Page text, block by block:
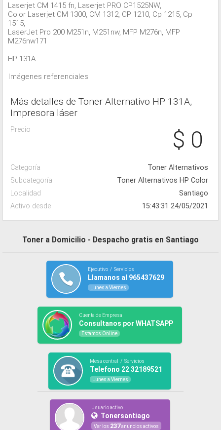
Laserjet CM 1415 fn, Laserjet PRO CP1525NW,
Color Laserjet CM 1300, CM 1312, CP 1210, Cp 1215, Cp
1515,
LaserJet Pro 200 M251n, M251nw, MFP M276n, MFP
M276nw171
HP 131A
Imágenes referenciales
Más detalles de Toner Alternativo HP 131A,
Impresora láser
Precio $ 0
Categoría
Toner Alternativos
Subcategoría
Toner Alternativos HP Color
Localidad
Santiago
Activo desde
15:43:31 24/05/2021
Toner a Domicilio - Despacho gratis en Santiago
Ejecutivo / Servicios
Llamanos al 965437629
Lunes a Viernes
Cuenta de Empresa
Consultanos por WHATSAPP
Estamos Online
Mesa central / Servicios
Telefono 22 32189521
Lunes a Viernes
Usuario activo
Tonersantiago
Ver los 237anuncios activos